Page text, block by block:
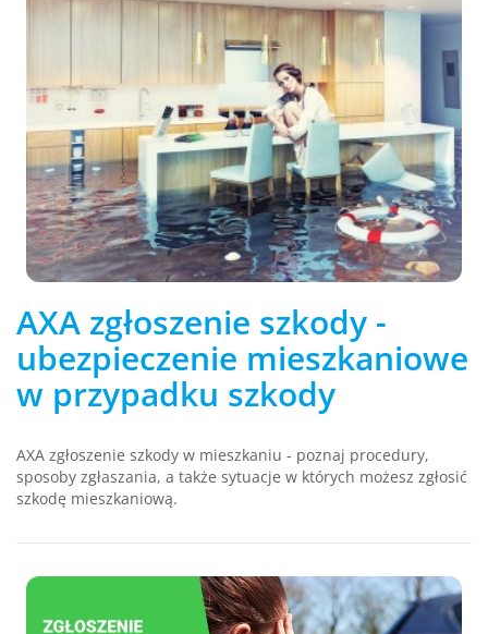
AXA zgłoszenie szkody -
ubezpieczenie mieszkaniowe
w przypadku szkody
AXA zgłoszenie szkody w mieszkaniu - poznaj procedury,
sposoby zgłaszania, a także sytuacje w których możesz zgłosić
szkodę mieszkaniową.